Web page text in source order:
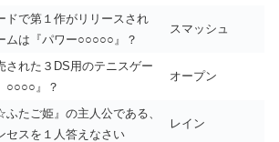
ドで第１作がリリースされ
ムは『パワー○○○○○』？
スマッシュ
された３DS用のテニスゲー
○○○○』？
オープン
たご姫』の主人公である、
セスを１人答えなさい
レイン